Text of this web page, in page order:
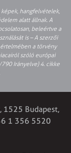
hangfelvételek,
alatt állnak. A
beleértve a
is – A szerzői
a törvény
szóló európai
790 Irányelve) 4. cikke
1525 Budapest,
1 356 5520